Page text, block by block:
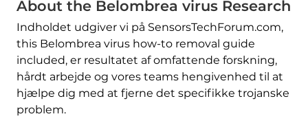
About the Belombrea virus Research
Indholdet udgiver vi på SensorsTechForum.com,
this Belombrea virus how-to removal guide
included, er resultatet af omfattende forskning,
hårdt arbejde og vores teams hengivenhed til at
hjælpe dig med at fjerne det specifikke trojanske
problem.